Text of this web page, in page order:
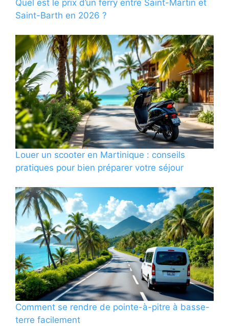
Quel est le prix d’un ferry entre Saint-Martin et
Saint-Barth en 2026 ?
Louer un scooter en Martinique : conseils
pratiques pour bien préparer votre séjour
Comment se rendre de pointe-à-pitre à basse-
terre facilement